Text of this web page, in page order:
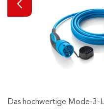
Das hochwertige Mode-3-